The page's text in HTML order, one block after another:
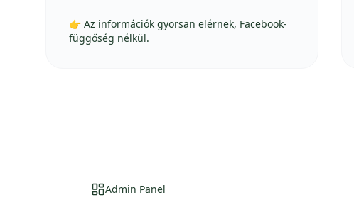
👉 Az információk gyorsan elérnek, Facebook-
függőség nélkül.
Admin Panel